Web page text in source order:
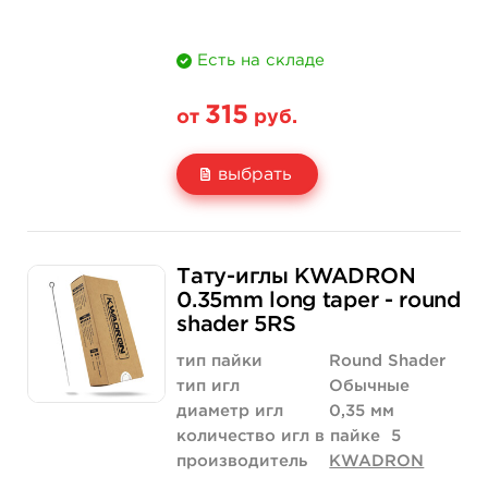
Есть на складе
от 315 руб.
выбрать
Цена
Количество
315 руб.
купить
Тату-иглы KWADRON
0.35mm long taper - round
shader 5RS
тип пайки
Round Shader
тип игл
Обычные
диаметр игл
0,35 мм
количество игл в пайке
5
производитель
KWADRON